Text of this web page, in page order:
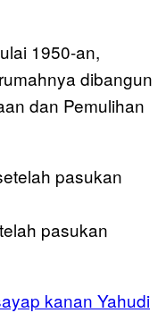
1950-an,
dibangun
dan Pemulihan
pasukan
kanan Yahudi